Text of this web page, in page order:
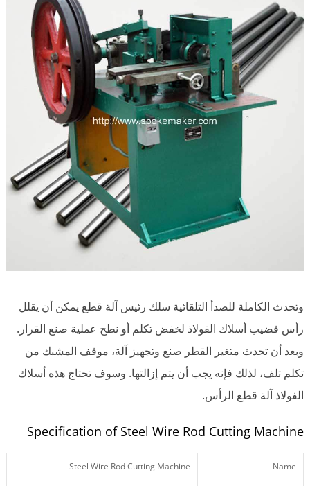
وتحدث الكاملة للصدأ التلقائية سلك رئيس آلة قطع يمكن أن يقلل
رأس قضيب أسلاك الفولاذ لخفض تكلم أو نطح عملية صنع القرار.
وبعد أن تحدث متغير القطر صنع وتجهيز آلة، موقف المشبك من
تكلم تلف، لذلك فإنه يجب أن يتم إزالتها. وسوف تحتاج هذه أسلاك
الفولاذ آلة قطع الرأس.
Specification of Steel Wire Rod Cutting Machine
Name
Steel Wire Rod Cutting Machine